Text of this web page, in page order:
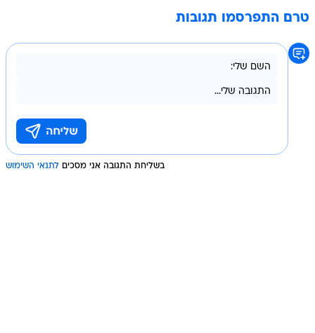
טרם התפרסמו תגובות
בשליחת התגובה אני מסכים לתנאי השימוש